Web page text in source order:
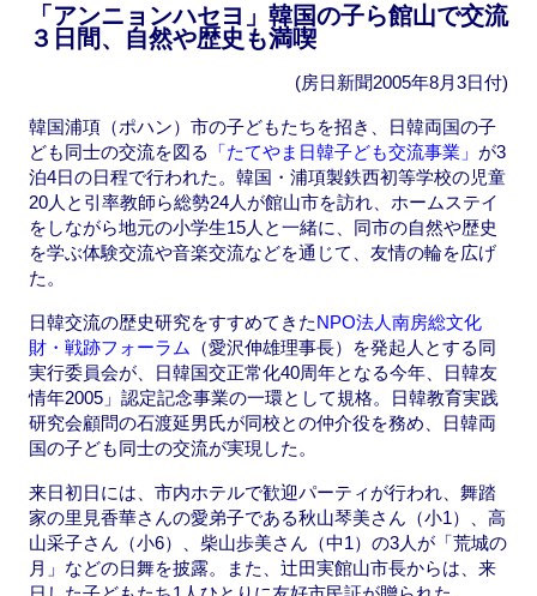
「アンニョンハセヨ」韓国の子ら館山で交流
３日間、自然や歴史も満喫
(房日新聞2005年8月3日付)
韓国浦項（ポハン）市の子どもたちを招き、日韓両国の子
ども同士の交流を図る
「たてやま日韓子ども交流事業」 が3
泊4日の日程で行われた。韓国・浦項製鉄西初等学校の児童
20人と引率教師ら総勢24人が館山市を訪れ、ホームステイ
をしながら地元の小学生15人と一緒に、同市の自然や歴史
を学ぶ体験交流や音楽交流などを通じて、友情の輪を広げ
た。
日韓交流の歴史研究をすすめてきたNPO法人南房総文化
財・戦跡フォーラム
（愛沢伸雄理事長）を発起人とする同
実行委員会が、日韓国交正常化40周年となる今年、日韓友
情年2005」認定記念事業の一環として規格。日韓教育実践
研究会顧問の石渡延男氏が同校との仲介役を務め、日韓両
国の子ども同士の交流が実現した。
来日初日には、市内ホテルで歓迎パーティが行われ、舞踏
家の里見香華さんの愛弟子である秋山琴美さん（小1）、高
山采子さん（小6）、柴山歩美さん（中1）の3人が「荒城の
月」などの日舞を披露。また、辻田実館山市長からは、来